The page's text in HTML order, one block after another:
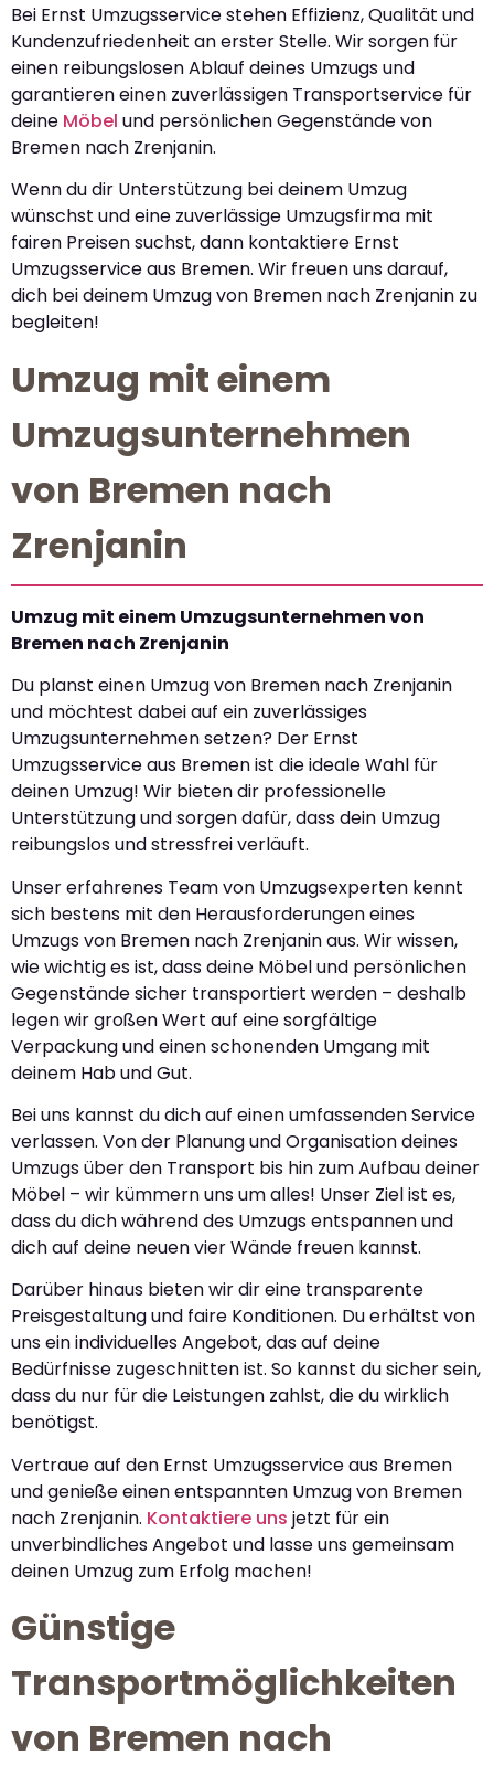
Bei Ernst Umzugsservice stehen Effizienz, Qualität und
Kundenzufriedenheit an erster Stelle. Wir sorgen für
einen reibungslosen Ablauf deines Umzugs und
garantieren einen zuverlässigen Transportservice für
deine Möbel und persönlichen Gegenstände von
Bremen nach Zrenjanin.
Wenn du dir Unterstützung bei deinem Umzug
wünschst und eine zuverlässige Umzugsfirma mit
fairen Preisen suchst, dann kontaktiere Ernst
Umzugsservice aus Bremen. Wir freuen uns darauf,
dich bei deinem Umzug von Bremen nach Zrenjanin zu
begleiten!
Umzug mit einem
Umzugsunternehmen
von Bremen nach
Zrenjanin
Umzug mit einem Umzugsunternehmen von
Bremen nach Zrenjanin
Du planst einen Umzug von Bremen nach Zrenjanin
und möchtest dabei auf ein zuverlässiges
Umzugsunternehmen setzen? Der Ernst
Umzugsservice aus Bremen ist die ideale Wahl für
deinen Umzug! Wir bieten dir professionelle
Unterstützung und sorgen dafür, dass dein Umzug
reibungslos und stressfrei verläuft.
Unser erfahrenes Team von Umzugsexperten kennt
sich bestens mit den Herausforderungen eines
Umzugs von Bremen nach Zrenjanin aus. Wir wissen,
wie wichtig es ist, dass deine Möbel und persönlichen
Gegenstände sicher transportiert werden – deshalb
legen wir großen Wert auf eine sorgfältige
Verpackung und einen schonenden Umgang mit
deinem Hab und Gut.
Bei uns kannst du dich auf einen umfassenden Service
verlassen. Von der Planung und Organisation deines
Umzugs über den Transport bis hin zum Aufbau deiner
Möbel – wir kümmern uns um alles! Unser Ziel ist es,
dass du dich während des Umzugs entspannen und
dich auf deine neuen vier Wände freuen kannst.
Darüber hinaus bieten wir dir eine transparente
Preisgestaltung und faire Konditionen. Du erhältst von
uns ein individuelles Angebot, das auf deine
Bedürfnisse zugeschnitten ist. So kannst du sicher sein,
dass du nur für die Leistungen zahlst, die du wirklich
benötigst.
Vertraue auf den Ernst Umzugsservice aus Bremen
und genieße einen entspannten Umzug von Bremen
nach Zrenjanin. Kontaktiere uns jetzt für ein
unverbindliches Angebot und lasse uns gemeinsam
deinen Umzug zum Erfolg machen!
Günstige
Transportmöglichkeiten
von Bremen nach